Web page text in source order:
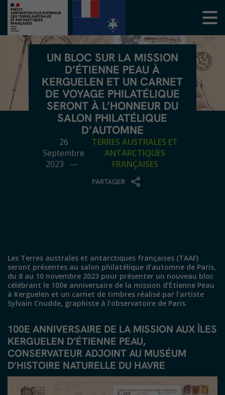
UN BLOC SUR LA MISSION
D’ÉTIENNE PEAU À
KERGUELEN ET UN CARNET
DE VOYAGE PHILATÉLIQUE
SERONT À L’HONNEUR DU
SALON PHILATÉLIQUE
D’AUTOMNE
26
Septembre
2023 —
TERRES AUSTRALES ET
ANTARCTIQUES
FRANÇAISES
PARTAGER
Les Terres australes et antarctiques françaises (TAAF)
seront présentes au salon philatélique d’automne de Paris,
du 8 au 10 novembre 2023 pour présenter un nouveau bloc
célébrant le 100e anniversaire de la mission d’Étienne Peau
à Kerguelen et un carnet de timbres réalisé par l’artiste
Sylvain Cnudde, graphiste à l’observatoire de Paris.
100E ANNIVERSAIRE DE LA MISSION AUX ÎLES
KERGUELEN D’ÉTIENNE PEAU,
CONSERVATEUR ADJOINT AU MUSÉUM
D’HISTOIRE NATURELLE DU HAVRE